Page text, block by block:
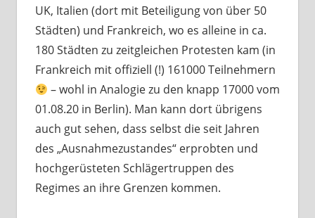
UK, Italien (dort mit Beteiligung von über 50
Städten) und Frankreich, wo es alleine in ca.
180 Städten zu zeitgleichen Protesten kam (in
Frankreich mit offiziell (!) 161000 Teilnehmern
– wohl in Analogie zu den knapp 17000 vom
01.08.20 in Berlin). Man kann dort übrigens
auch gut sehen, dass selbst die seit Jahren
des „Ausnahmezustandes“ erprobten und
hochgerüsteten Schlägertruppen des
Regimes an ihre Grenzen kommen.